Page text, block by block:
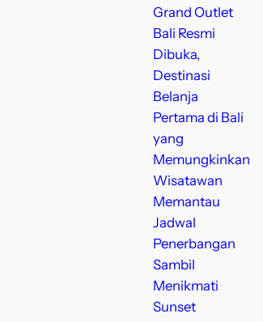
Grand Outlet
Bali Resmi
Dibuka,
Destinasi
Belanja
Pertama di Bali
yang
Memungkinkan
Wisatawan
Memantau
Jadwal
Penerbangan
Sambil
Menikmati
Sunset